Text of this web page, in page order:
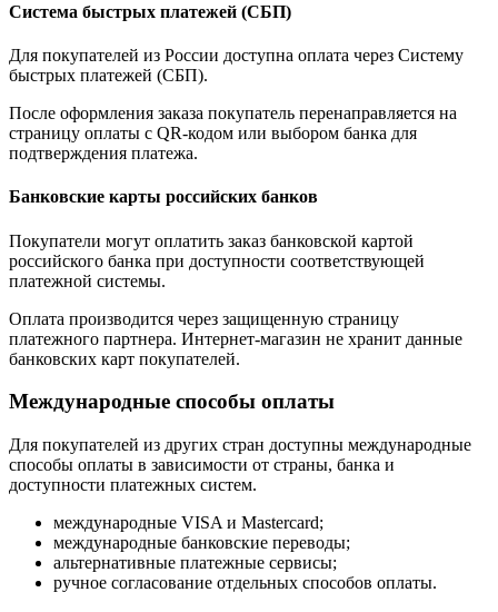
Система быстрых платежей (СБП)
Для покупателей из России доступна оплата через Систему
быстрых платежей (СБП).
После оформления заказа покупатель перенаправляется на
страницу оплаты с QR-кодом или выбором банка для
подтверждения платежа.
Банковские карты российских банков
Покупатели могут оплатить заказ банковской картой
российского банка при доступности соответствующей
платежной системы.
Оплата производится через защищенную страницу
платежного партнера. Интернет-магазин не хранит данные
банковских карт покупателей.
Международные способы оплаты
Для покупателей из других стран доступны международные
способы оплаты в зависимости от страны, банка и
доступности платежных систем.
международные VISA и Mastercard;
международные банковские переводы;
альтернативные платежные сервисы;
ручное согласование отдельных способов оплаты.